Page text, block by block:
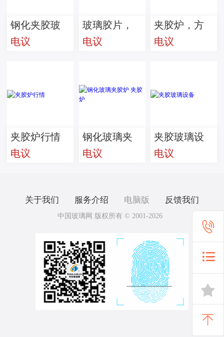
钢化夹胶玻
璃设备
电议
玻璃胶片，
PVB EVA 胶
电议
夹胶炉，方
鼎夹胶机械
电议
夹胶炉行情
电议
钢化玻璃夹
胶炉 夹胶炉
电议
夹胶玻璃设
备
电议
关于我们 服务介绍 电脑版 反馈我们
中国玻璃网 版权所有 © 2001-2026



